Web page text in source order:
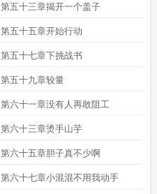
第五十三章揭开一个盖子
第五十五章开始行动
第五十七章下挑战书
第五十九章较量
第六十一章没有人再敢阻工
第六十三章烫手山芋
第六十五章胆子真不少啊
第六十七章小混混不用我动手